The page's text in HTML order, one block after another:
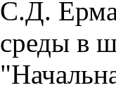
С.Д.
среды в